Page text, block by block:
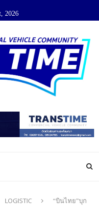
2026
LOGISTIC
“บินไทย”บุก